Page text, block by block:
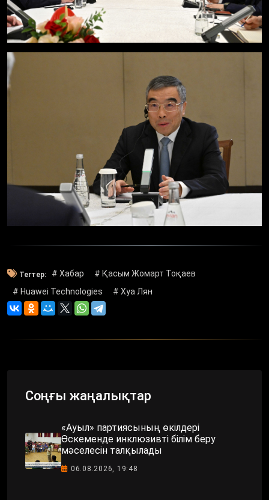
Тегтер: # Хабар
# Қасым Жомарт Тоқаев
# Huawei Technologies
# Хуа Лян
Соңғы жаңалықтар
«Ауыл» партиясының өкілдері
Өскеменде инклюзивті білім беру
мәселесін талқылады
06.08.2026, 19:48